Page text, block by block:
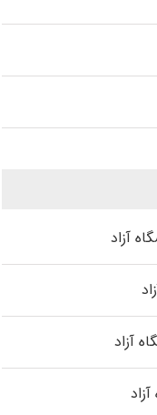
آزاد
آزاد